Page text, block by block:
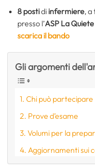
8 postidi infermiere, a
presso l’ASP La Quiete
scarica il bando
Gli argomenti
Chi può partecipare
Prove d’esame
Volumi per la
Aggiornamenti sui